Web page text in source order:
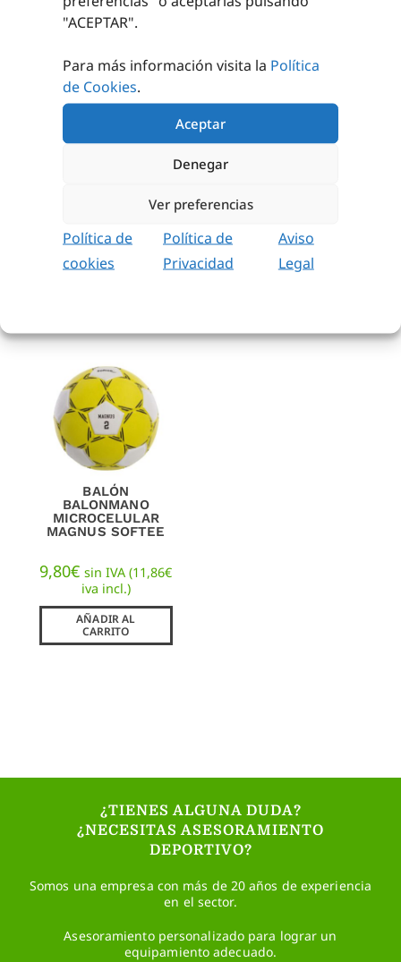
"ACEPTAR".
Para más información visita la Política
de Cookies.
Aceptar
Denegar
Ver preferencias
Política de
cookies
Política de
Privacidad
Aviso
Legal
€
SELECCIONAR
18,92€iva incl.)
AÑADIR AL
BALÓN
BALONMANO
MICROCELULAR
MAGNUS SOFTEE
9,80€ sin IVA (11,86€
iva incl.)
AÑADIR AL
CARRITO
¿TIENES ALGUNA DUDA?
¿NECESITAS ASESORAMIENTO
DEPORTIVO?
Somos una empresa con más de 20 años de experiencia
en el sector.
Asesoramiento personalizado para lograr un
equipamiento adecuado.